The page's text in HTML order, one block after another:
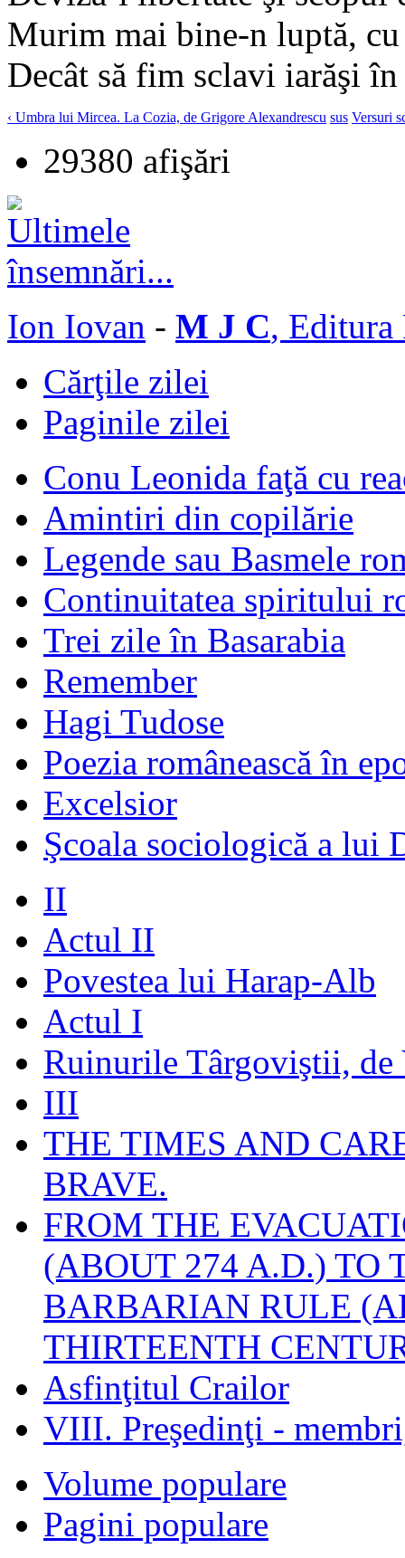
Murim mai bine-n luptă,
Decât să fim sclavi iarăşi
‹ Umbra lui Mircea. La Cozia, de Grigore Alexandrescu sus Versuri
29380 afişări
Ion Iovan - M J C, Editura
Cărţile zilei
Paginile zilei
Conu Leonida faţă cu
Amintiri din copilărie
Legende sau Basmele
Continuitatea spiritului
Trei zile în Basarabia
Remember
Hagi Tudose
Poezia românească în
Excelsior
Şcoala sociologică a lui
II
Actul II
Povestea lui Harap-Alb
Actul I
Ruinurile Târgoviştii, de
III
THE TIMES AND
BRAVE.
FROM THE
(ABOUT 274 A.D.) TO
BARBARIAN RULE
THIRTEENTH
Asfinţitul Crailor
VIII. Preşedinţi -
Volume populare
Pagini populare